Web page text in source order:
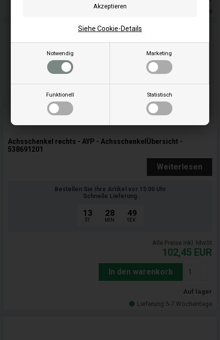
Notwendig Marketing
Funktionell Statistisch
Siehe Cookie-Details
Lieferung 5-7 Wochentage
Achsschenkel rechts - AYP - AchsschenkelÜbersicht -
538691201
Weiterlesen
Bestellen Sie Ihre Artikel vor 15:00 Uhr
Schnelle Lieferung
13
ST.
28
MIN.
47
SEK.
Alle Preise inkl. MwSt
102,45 EUR
In den warenkorb
Auf lager
Lieferung 5-7 Wochentage